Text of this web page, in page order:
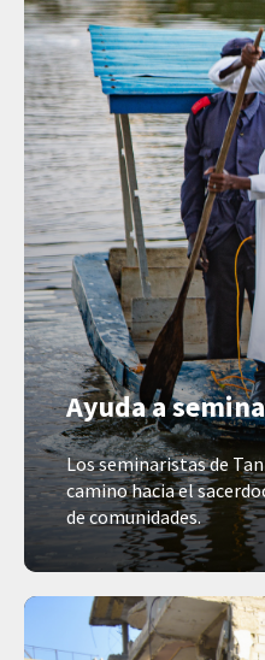
Ayuda a
Los seminaristas de
camino hacia el
de comunidades.